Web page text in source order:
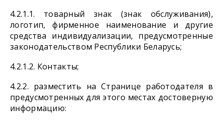
4.2.1.1. товарный знак (знак обслуживания),
логотип, фирменное наименование и другие
средства индивидуализации, предусмотренные
законодательством Республики Беларусь;
4.2.1.2. Контакты;
4.2.2. разместить на Странице работодателя в
предусмотренных для этого местах достоверную
информацию: